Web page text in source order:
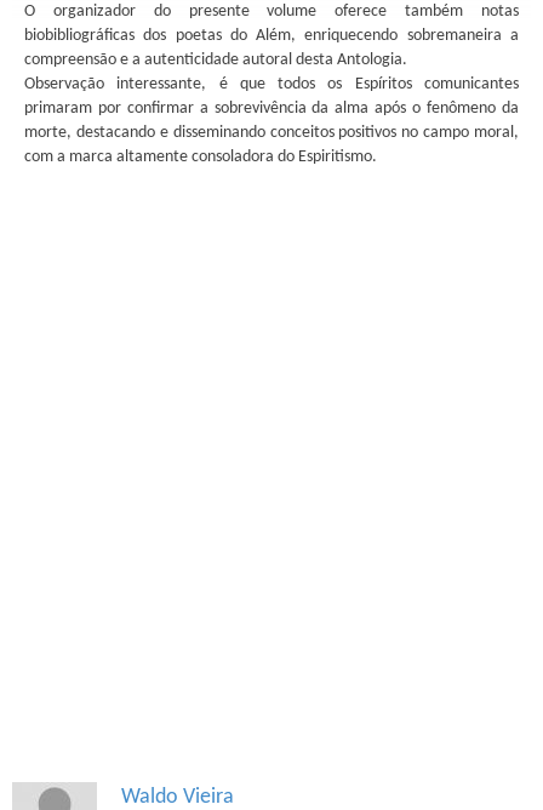
O organizador do presente volume oferece também notas
biobibliográficas dos poetas do Além, enriquecendo sobremaneira a
compreensão e a autenticidade autoral desta Antologia.
Observação interessante, é que todos os Espíritos comunicantes
primaram por confirmar a sobrevivência da alma após o fenômeno da
morte, destacando e disseminando conceitos positivos no campo moral,
com a marca altamente consoladora do Espiritismo.
Waldo Vieira